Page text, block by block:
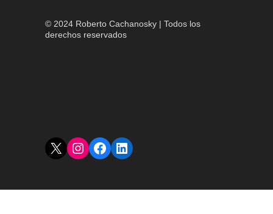
© 2024 Roberto Cachanosky | Todos los
derechos reservados
X Instagram
Facebook
LinkedIn